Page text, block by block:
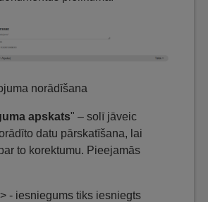
norādīšana
apskats" – solī jāveic
datu pārskatīšana, lai
to korektumu. Pieejamās
> - iesniegums tiks iesniegts